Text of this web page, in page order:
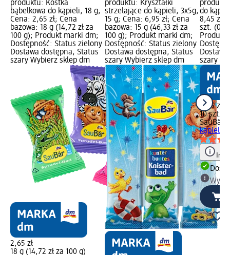
produktu: Kostka
bąbelkowa do kąpieli, 18 g;
Cena: 2,65 zł; Cena
bazowa: 18 g (14,72 zł za
100 g); Produkt marki dm;
Dostępność: Status zielony
Dostawa dostępna, Status
szary Wybierz sklep dm
2,65 zł
18 g (14,72 zł za 100 g)
produktu: Kryształki
strzelające do kąpieli, 3x5g,
15 g; Cena: 6,95 zł; Cena
bazowa: 15 g (46,33 zł za
100 g); Produkt marki dm;
Dostępność: Status zielony
Dostawa dostępna, Status
szary Wybierz sklep dm
do
8,45 zł;
szt.
Produkt
szary
8,45 zł
10 szt.
SauBär
kąpieli,